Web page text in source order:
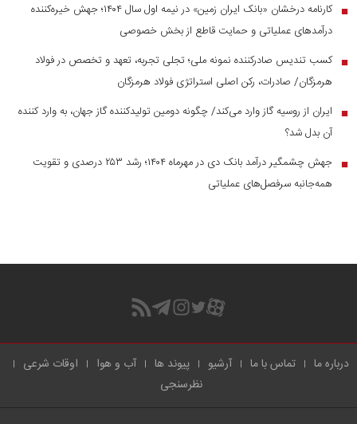
■
کارنامه درخشان «بانک ایران زمین» در نیمه اول سال ۱۴۰۴؛ جهش خیره‌کننده
درآمد‌های عملیاتی و حمایت قاطع از بخش خصوصی
■ کسب تندیس صادرکننده نمونه ملی؛ تجلی تجربه، تعهد و تخصص در فولاد
هرمزگان/ صادرات، رکن اصلی استراتژی فولاد هرمزگان
■
ایران از روسیه گاز وارد می‌کند/ چگونه دومین تولیدکننده گاز جهان، به وارد کننده
آن بدل شد؟
■
جهش چشمگیر درآمد بانک دی در مهرماه ۱۴۰۴؛ رشد ۲۵۳ درصدی و تقویت
همه‌جانبه سرفصل‌های عملیاتی
درباره ما تماس با ما آرشیو پیوند ها آب و هوا
اوقات شرعی
نظرسنجی